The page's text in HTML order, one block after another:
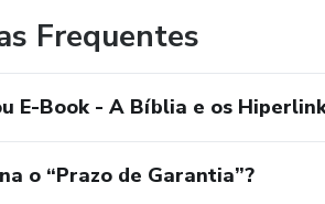
Frequentes
E-Book - A Bíblia e os
o “Prazo de Garantia”?